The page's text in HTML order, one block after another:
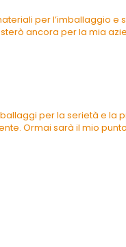
per l’imballaggio
ancora per la mia
per la serietà e
Ormai sarà il mio